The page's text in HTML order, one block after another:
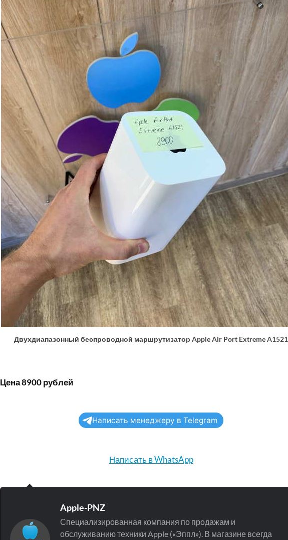
Двухдиапазонный беспроводной маршрутизатор Apple Air Port Extreme A1521
Цена 8900 рублей
Написать менеджеру в Telegram
Написать в WhatsApp
Apple-PNZ
Специализированная компания по продажам и
обслуживанию техники Apple («Эппл»). В магазине всегда